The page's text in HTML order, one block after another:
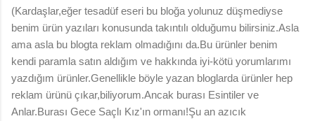
(Kardaşlar,eğer tesadüf eseri bu bloğa yolunuz düşmediyse
benim ürün yazıları konusunda takıntılı olduğumu bilirsiniz.Asla
ama asla bu blogta reklam olmadığını da.Bu ürünler benim
kendi paramla satın aldığım ve hakkında iyi-kötü yorumlarımı
yazdığım ürünler.Genellikle böyle yazan bloglarda ürünler hep
reklam ürünü çıkar,biliyorum.Ancak burası Esintiler ve
Anlar.Burası Gece Saçlı Kız'ın ormanı!Şu an azıcık